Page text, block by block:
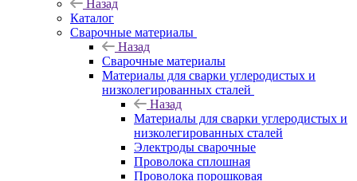
Назад
Каталог
Сварочные материалы
Назад
Сварочные материалы
Материалы для сварки углеродистых и
низколегированных сталей
Назад
Материалы для сварки углеродистых и
низколегированных сталей
Электроды сварочные
Проволока сплошная
Проволока порошковая